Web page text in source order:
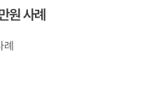
원 사례
례